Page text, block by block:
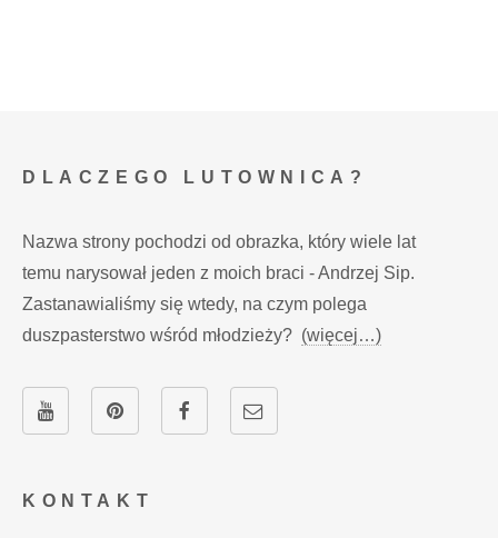
KONTAKT
DLACZEGO LUTOWNICA?
Nazwa strony pochodzi od obrazka, który wiele lat
temu narysował jeden z moich braci - Andrzej Sip.
Zastanawialiśmy się wtedy, na czym polega
duszpasterstwo wśród młodzieży? (więcej…)